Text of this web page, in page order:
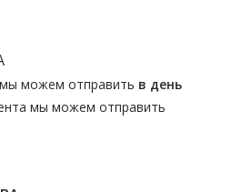
можем отправить в день
мы можем отправить